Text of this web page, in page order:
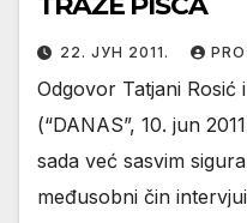
22. ЈУН 2011.
Odgovor Tatjani Rosić
(“DANAS”, 10. jun
sada već sasvim
međusobni čin